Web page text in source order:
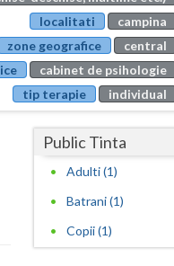
localitati
campina
zone geografice
central
cabinet de psihologie
tip terapie
individual
Public Tinta
Adulti (1)
Batrani (1)
Copii (1)